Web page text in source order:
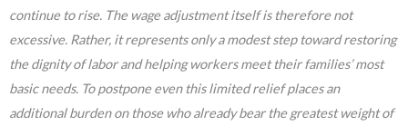
continue to rise. The wage adjustment itself is therefore not
excessive. Rather, it represents only a modest step toward restoring
the dignity of labor and helping workers meet their families’ most
basic needs. To postpone even this limited relief places an
additional burden on those who already bear the greatest weight of